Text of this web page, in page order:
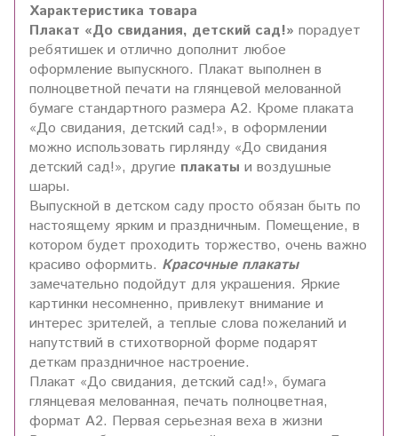
Характеристика товара
Плакат «До свидания, детский сад!» порадует
ребятишек и отлично дополнит любое
оформление выпускного. Плакат выполнен в
полноцветной печати на глянцевой мелованной
бумаге стандартного размера А2. Кроме плаката
«До свидания, детский сад!», в оформлении
можно использовать гирлянду «До свидания
детский сад!», другие плакаты и воздушные
шары.
Выпускной в детском саду просто обязан быть по
настоящему ярким и праздничным. Помещение, в
котором будет проходить торжество, очень важно
красиво оформить. Красочные плакаты
замечательно подойдут для украшения. Яркие
картинки несомненно, привлекут внимание и
интерес зрителей, а теплые слова пожеланий и
напутствий в стихотворной форме подарят
деткам праздничное настроение.
Плакат «До свидания, детский сад!», бумага
глянцевая мелованная, печать полноцветная,
формат А2. Первая серьезная веха в жизни